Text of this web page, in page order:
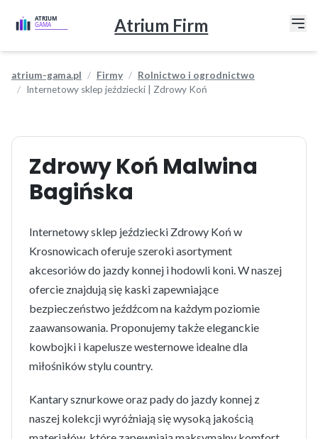
Atrium Firm
atrium-gama.pl Firmy
Rolnictwo i ogrodnictwo
Internetowy sklep jeździecki | Zdrowy Koń
Zdrowy Koń Malwina
Bagińska
Internetowy sklep jeździecki Zdrowy Koń w
Krosnowicach oferuje szeroki asortyment
akcesoriów do jazdy konnej i hodowli koni. W naszej
ofercie znajdują się kaski zapewniające
bezpieczeństwo jeźdźcom na każdym poziomie
zaawansowania. Proponujemy także eleganckie
kowbojki i kapelusze westernowe idealne dla
miłośników stylu country.
Kantary sznurkowe oraz pady do jazdy konnej z
naszej kolekcji wyróżniają się wysoką jakością